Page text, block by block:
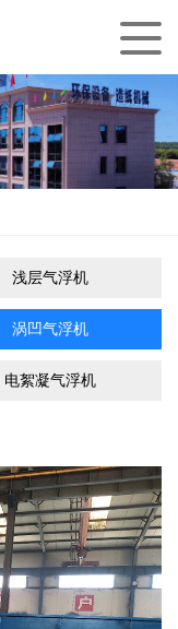
浅层气浮机
涡凹气浮机
电絮凝气浮机